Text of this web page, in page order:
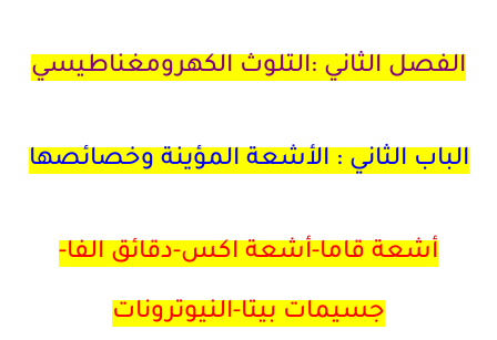
الفصل الثاني :التلوث الكهرومغناطيسي
الباب الثاني : الأشعة المؤينة وخصائصها
أشعة قاما-أشعة اكس-دقائق الفا-
جسيمات بيتا-النيوترونات